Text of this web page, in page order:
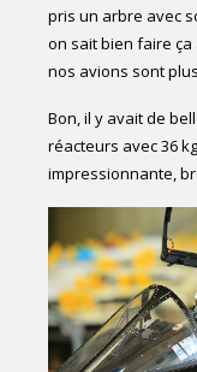
pris un arbre avec
on sait bien faire ça
nos avions sont
Bon, il y avait de
réacteurs avec 36
impressionnante,